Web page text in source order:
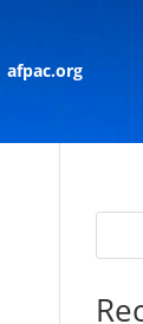
afpac.org